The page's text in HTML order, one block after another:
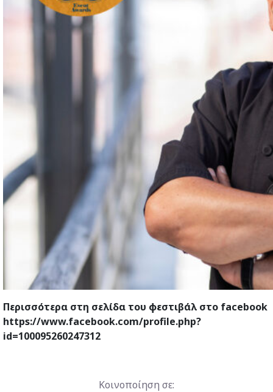
Περισσότερα στη σελίδα του φεστιβάλ στο facebook
https://www.facebook.com/profile.php?
id=100095260247312
Κοινοποίηση σε: